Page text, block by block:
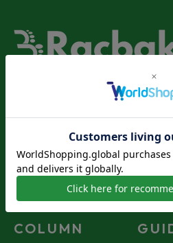
FAQ
ABOUT
Racbakiについて お客様の
COLUMN